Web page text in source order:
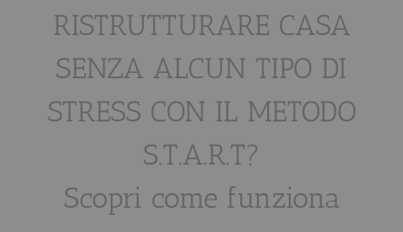
RISTRUTTURARE CASA
SENZA ALCUN TIPO DI
STRESS ​​​​​​​CON IL METODO
S.T.A.R.T?
Scopri come funziona